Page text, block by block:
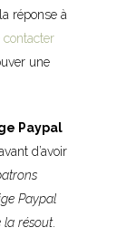
réponse à
contacter
une
Paypal
d’avoir
Paypal
la résout.